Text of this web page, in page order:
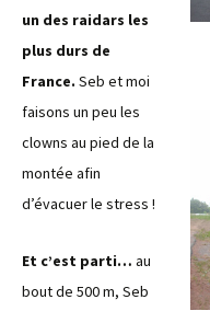
un des raidars les
plus durs de
France. Seb et moi
faisons un peu les
clowns au pied de la
montée afin
d’évacuer le stress !
Et c’est parti… au
bout de 500 m, Seb